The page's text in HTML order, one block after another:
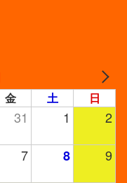
金 土 日
31 1 2
7 8 9